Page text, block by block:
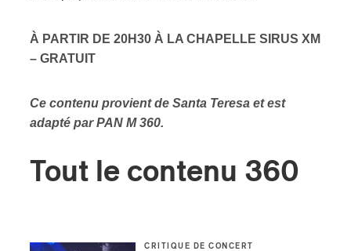
À PARTIR DE 20H30 À LA CHAPELLE SIRUS XM
– GRATUIT
Ce contenu provient de Santa Teresa et est
adapté par PAN M 360.
Tout le contenu 360
CRITIQUE DE CONCERT